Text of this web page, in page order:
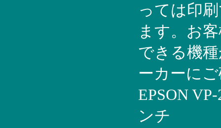
っては印
ます。お
できる機
ーカーに
EPSON
ンチ